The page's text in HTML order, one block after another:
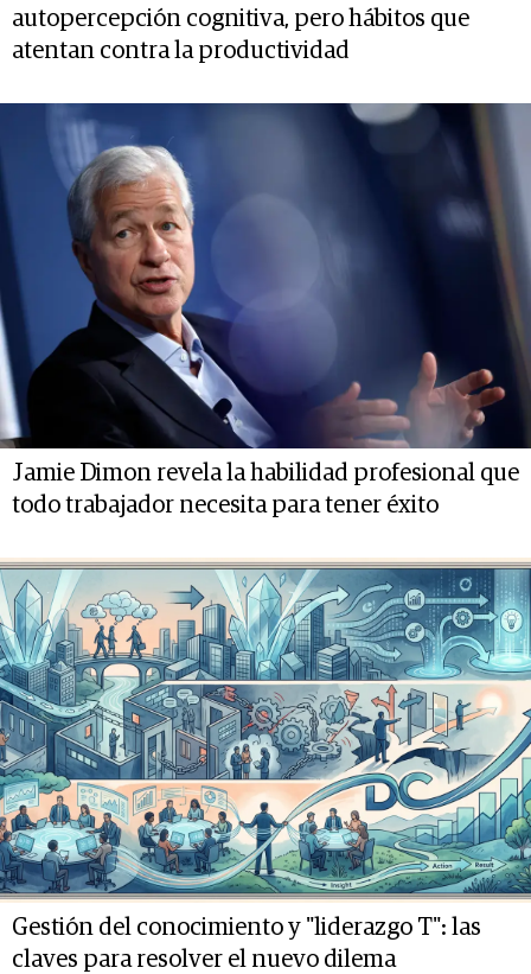
autopercepción cognitiva, pero hábitos que
atentan contra la productividad
Jamie Dimon revela la habilidad profesional que
todo trabajador necesita para tener éxito
Gestión del conocimiento y "liderazgo T": las
claves para resolver el nuevo dilema